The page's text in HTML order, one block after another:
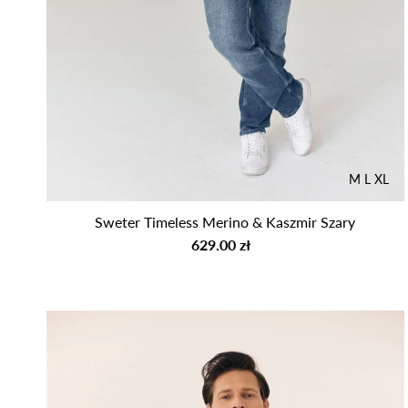
M L XL
Sweter Timeless Merino & Kaszmir Szary
629.00 zł